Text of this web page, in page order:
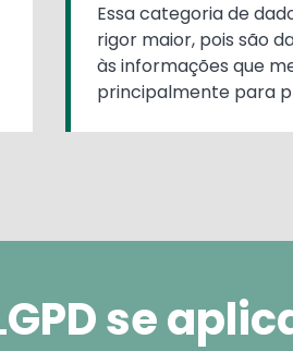
Essa categoria de
rigor maior, pois são
às informações que
principalmente para
se